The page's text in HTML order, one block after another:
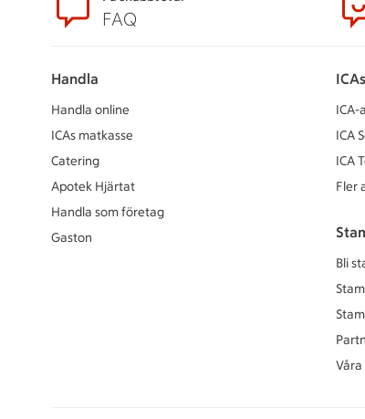
FAQ
Handla
Handla online
ICAs matkasse
Catering
Apotek Hjärtat
Handla som företag
Gaston
ICA-
ICA
ICA
Fler
Bli